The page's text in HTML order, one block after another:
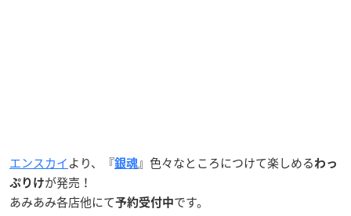
エンスカイより、『銀魂』色々なところにつけて楽しめる わっ
ぷりけが発売！
あみあみ各店他にて予約受付中です。